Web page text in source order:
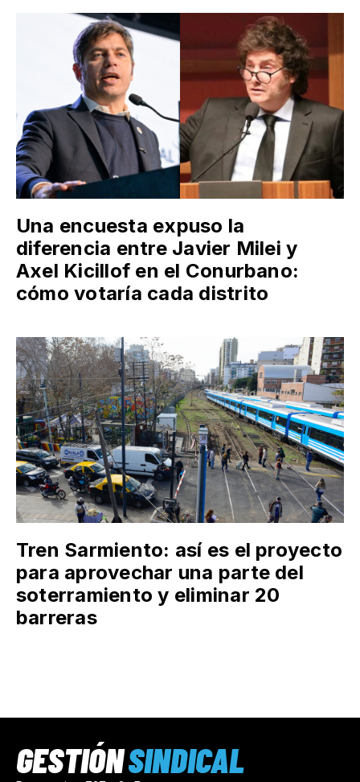
Una encuesta expuso la
diferencia entre Javier Milei y
Axel Kicillof en el Conurbano:
cómo votaría cada distrito
Tren Sarmiento: así es el proyecto
para aprovechar una parte del
soterramiento y eliminar 20
barreras
GESTIÓNSINDICAL